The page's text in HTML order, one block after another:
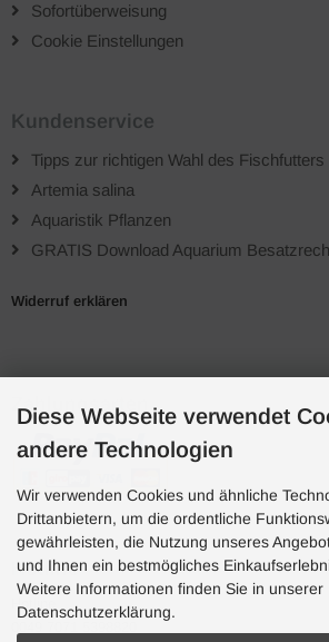
Sofortüberweisung
Cookie Einstellungen
Kundenservice
Tipps zur richtigen Wahl des Fischfutters
Artemia salina
Aquaristik Pflanzen
GRATIS Download Aquarium
Widerruf erklären
Zahlungsarten
Hotline
Hotline
Diese Webseite verwendet
andere Technologien
Wir verwenden Cookies und ähnliche
Drittanbietern, um die ordentliche
gewährleisten, die Nutzung unseres
und Ihnen ein bestmögliches
Weitere Informationen finden Sie in unserer
Datenschutzerklärung.